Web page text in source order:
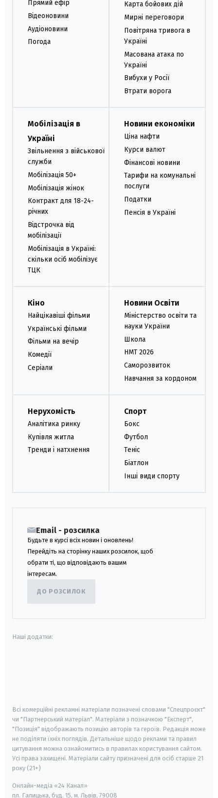
Прямий ефір
Відеоновини
Аудіоновини
Погода
Карта бойових дій
Мирні переговори
Повітряна тривога в
Україні
Масована атака по
Україні
Вибухи у Росії
Втрати ворога
Мобілізація в
Україні
Звільнення з військової
служби
Мобілізація 50+
Мобілізація жінок
Контракт для 18-24-
річних
Відстрочка від
мобілізації
Мобілізація в Україні:
скільки осіб мобілізує
ТЦК
Новини економіки
Ціна нафти
Курси валют
Фінансові новини
Тарифи на комунальні
послуги
Податки
Пенсія в Україні
Кіно
Найцікавіші фільми
Українські фільми
Фільми на вечір
Комедії
Серіали
Новини Освіти
Міністерство освіти та
науки України
Школа
НМТ 2026
Саморозвиток
Навчання за кордоном
Нерухомість
Аналітика ринку
Купівля житла
Тренди і натхнення
Спорт
Бокс
Футбол
Теніс
Біатлон
Інші види спорту
Email - розсилка
Будьте в курсі всіх новин і оновлень!
Перейдіть на сторінку наших розсилок, щоб
обрати ті, що відповідають вашим
інтересам.
ДО РОЗСИЛОК
Наші додатки:
Всі комерційні рекламні матеріали позначені словами "Спецпроєкт"
чи "Партнерський матеріал". Матеріали з позначкою "Експерт",
"Позиція" відображають позицію авторів та героїв. Редакція може
не поділяти їхніх поглядів. Детальніше щодо реклами та правил
цитування можна ознайомитись в правилах користування сайтом.
Усі права захищені. Матеріали сайту призначені для осіб старше 21
року (21+)
Онлайн-медіа «24 Канал»
пл. Галицька, буд. 15, м. Львів, 79008